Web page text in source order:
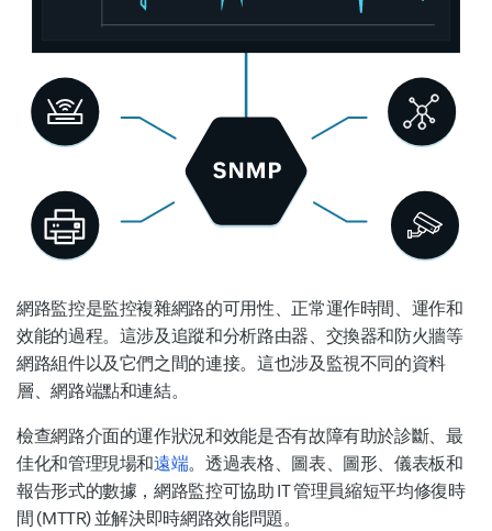
網路監控是監控複雜網路的可用性、正常運作時間、運作和
效能的過程。這涉及追蹤和分析路由器、交換器和防火牆等
網路組件以及它們之間的連接。這也涉及監視不同的資料
層、網路端點和連結。
檢查網路介面的運作狀況和效能是否有故障有助於診斷、最
佳化和管理現場和遠端。透過表格、圖表、圖形、儀表板和
報告形式的數據，網路監控可協助 IT 管理員縮短平均修復時
間 (MTTR) 並解決即時網路效能問題。